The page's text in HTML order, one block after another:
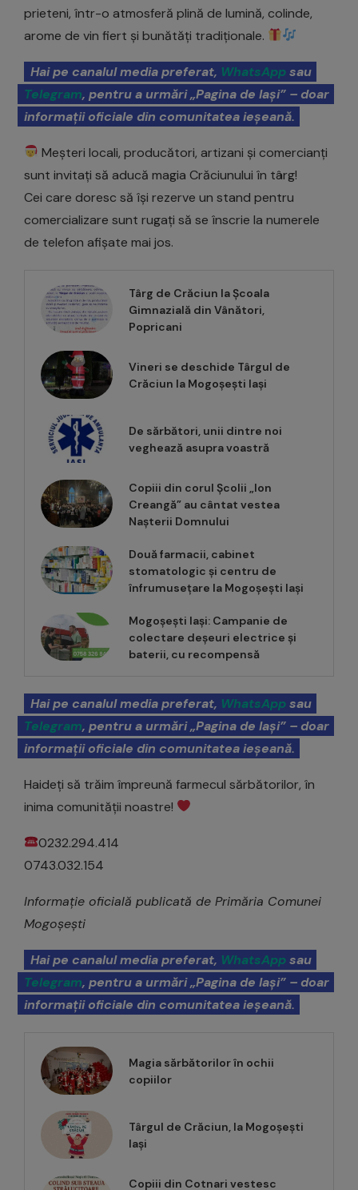
prieteni, într-o atmosferă plină de lumină, colinde,
arome de vin fiert și bunătăți tradiționale.
Hai pe canalul media preferat, WhatsAppsau
Telegram, pentru a urmări „Pagina de Iași” – doar
informații oficiale din comunitatea ieșeană.
Meșteri locali, producători, artizani și comercianți
sunt invitați să aducă magia Crăciunului în târg!
Cei care doresc să își rezerve un stand pentru
comercializare sunt rugați să se înscrie la numerele
de telefon afișate mai jos.
Târg de Crăciun la Școala
Gimnazială din Vânători,
Popricani
Vineri se deschide Târgul de
Crăciun la Mogoșești Iași
De sărbători, unii dintre noi
veghează asupra voastră
Copiii din corul Școlii „Ion
Creangă” au cântat vestea
Nașterii Domnului
Două farmacii, cabinet
stomatologic și centru de
înfrumusețare la Mogoșești Iași
Mogoșești Iași: Campanie de
colectare deșeuri electrice și
baterii, cu recompensă
Hai pe canalul media preferat, WhatsAppsau
Telegram, pentru a urmări „Pagina de Iași” – doar
informații oficiale din comunitatea ieșeană.
Haideți să trăim împreună farmecul sărbătorilor, în
inima comunității noastre!
0232.294.414
0743.032.154
Informație oficială publicată de Primăria Comunei
Mogoșești
Hai pe canalul media preferat, WhatsAppsau
Telegram, pentru a urmări „Pagina de Iași” – doar
informații oficiale din comunitatea ieșeană.
Magia sărbătorilor în ochii
copiilor
Târgul de Crăciun, la Mogoșești
Iași
Copiii din Cotnari vestesc